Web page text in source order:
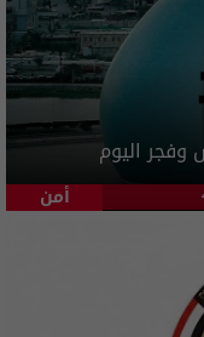
اليوم
أمن